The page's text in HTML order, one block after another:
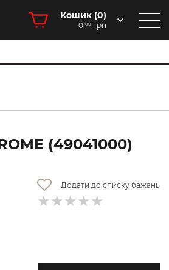
Кошик (0)
0.00 грн
(49041000)
Додати до списку бажань